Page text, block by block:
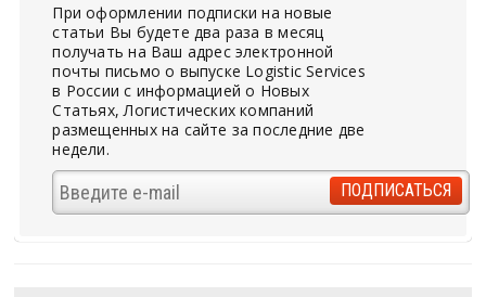
При оформлении подписки на новые
статьи Вы будете два раза в месяц
получать на Ваш адрес электронной
почты письмо о выпуске Logistic Services
в России с информацией о Новых
Статьях, Логистических компаний
размещенных на сайте за последние две
недели.